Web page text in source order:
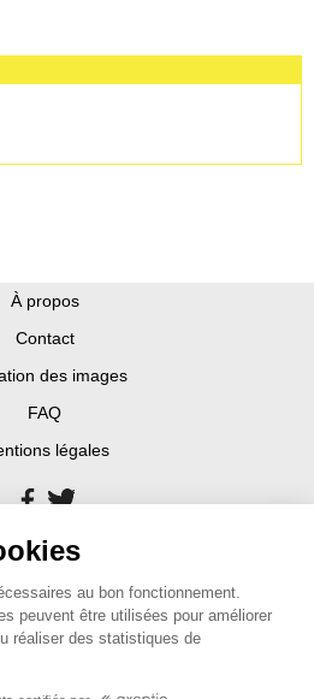
À propos
Contact
des images
FAQ
légales
au bon fonctionnement.
peuvent être utilisées pour améliorer
réaliser des statistiques de